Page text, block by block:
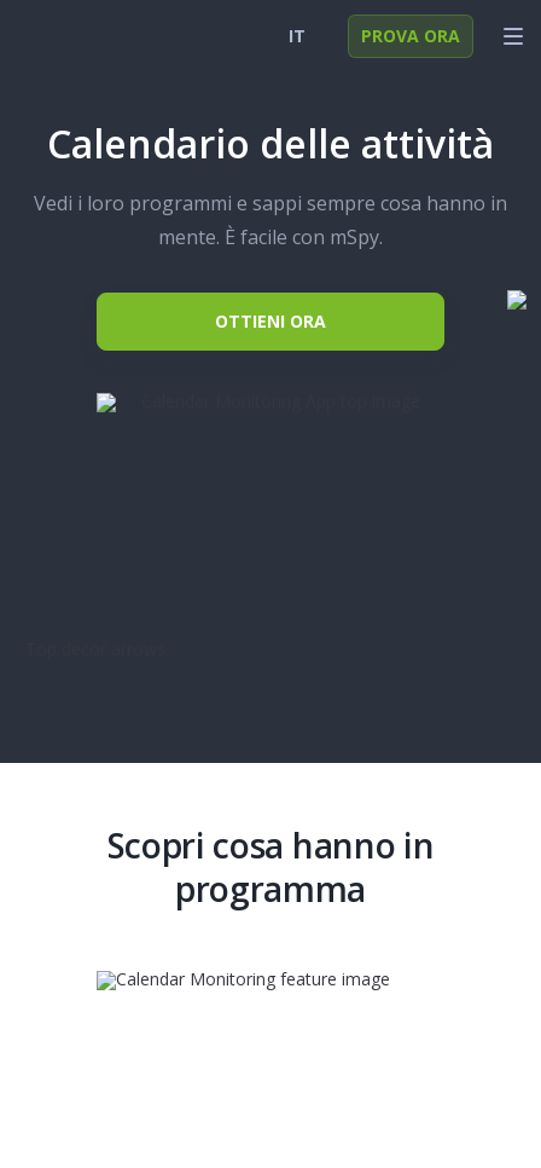
FUNZIONI
SOLUZIONI
IT
Deutsch
Español
Polski
PROVA ORA
Calendario delle attività
Vedi i loro programmi e sappi sempre cosa hanno in
mente. È facile con mSpy.
OTTIENI ORA
Scopri cosa hanno in
programma